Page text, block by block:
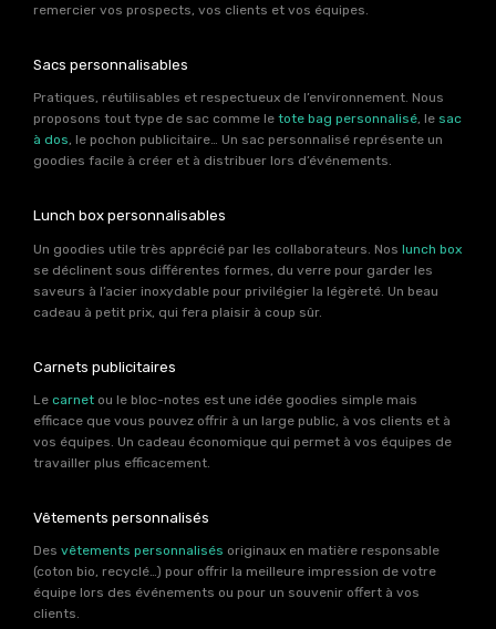
remercier vos prospects, vos clients et vos équipes.
Sacs personnalisables
Pratiques, réutilisables et respectueux de l’environnement. Nous
proposons tout type de sac comme le tote bag personnalisé, le sac
à dos, le pochon publicitaire… Un sac personnalisé représente un
goodies facile à créer et à distribuer lors d’événements.
Lunch box personnalisables
Un goodies utile très apprécié par les collaborateurs. Nos lunch box
se déclinent sous différentes formes, du verre pour garder les
saveurs à l’acier inoxydable pour privilégier la légèreté. Un beau
cadeau à petit prix, qui fera plaisir à coup sûr.
Carnets publicitaires
Le carnet ou le bloc-notes est une idée goodies simple mais
efficace que vous pouvez offrir à un large public, à vos clients et à
vos équipes. Un cadeau économique qui permet à vos équipes de
travailler plus efficacement.
Vêtements personnalisés
Des vêtements personnalisés originaux en matière responsable
(coton bio, recyclé…) pour offrir la meilleure impression de votre
équipe lors des événements ou pour un souvenir offert à vos
clients.